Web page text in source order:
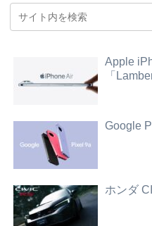
Apple
「
Google
ホンダ